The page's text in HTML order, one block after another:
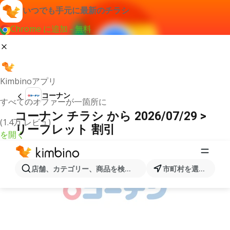
いつでも手元に最新のチラシ
Chrome に追加 - 無料
Kimbinoアプリ
すべてのオファーが一箇所に
(1.4万 レビュ)
を開く
店舗、カテゴリー、商品を検索... 市町村を選択します
コーナン
コーナン チラシ から 2026/07/29 >
リーフレット 割引